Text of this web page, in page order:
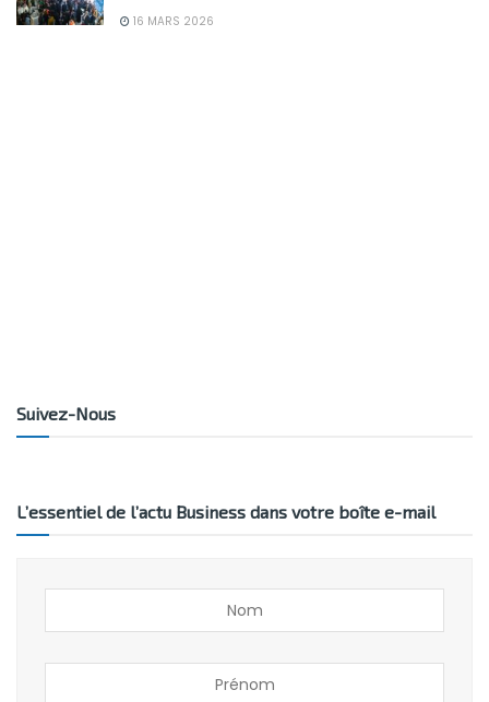
16 MARS 2026
Suivez-Nous
L’essentiel de l’actu Business dans votre boîte e-mail